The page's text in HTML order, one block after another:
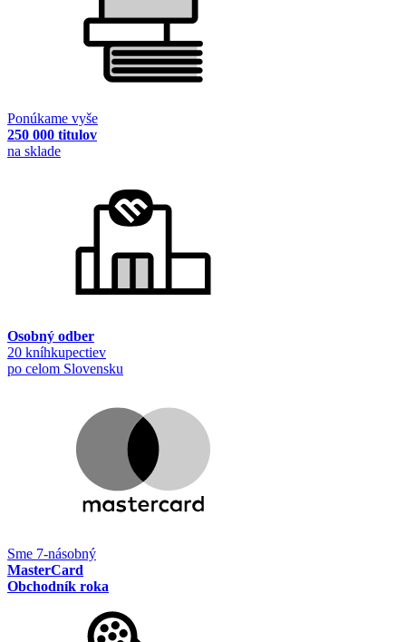
Ponúkame vyše
250 000 titulov
na sklade
Osobný odber
20 kníhkupectiev
po celom Slovensku
Sme 7-násobný
MasterCard
Obchodník roka